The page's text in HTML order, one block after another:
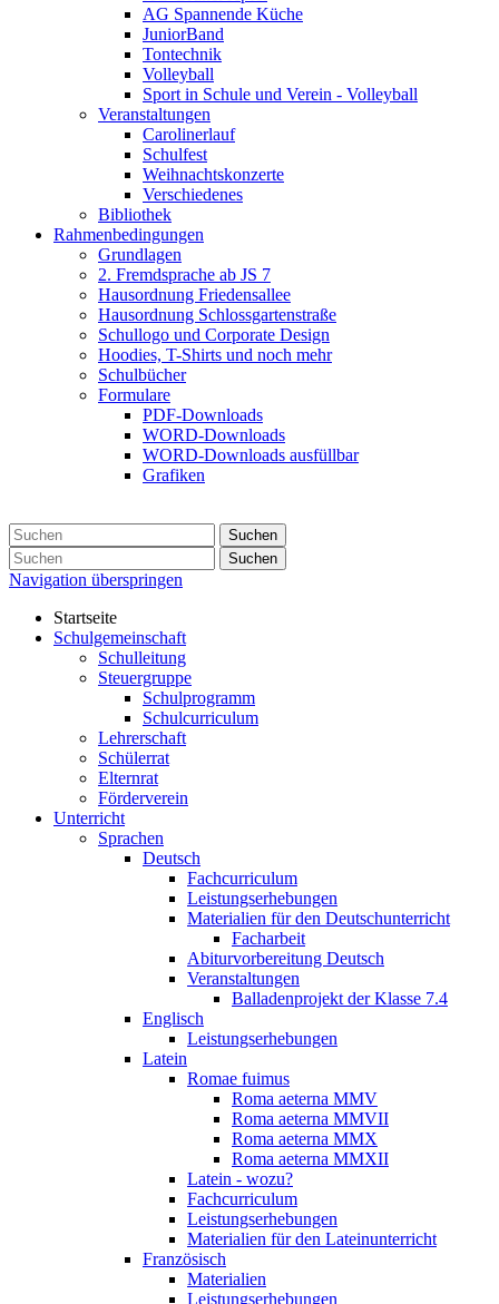
AG Spannende Küche
JuniorBand
Tontechnik
Volleyball
Sport in Schule und Verein - Volleyball
Veranstaltungen
Carolinerlauf
Schulfest
Weihnachtskonzerte
Verschiedenes
Bibliothek
Rahmenbedingungen
Grundlagen
2. Fremdsprache ab JS 7
Hausordnung Friedensallee
Hausordnung Schlossgartenstraße
Schullogo und Corporate Design
Hoodies, T-Shirts und noch mehr
Schulbücher
Formulare
PDF-Downloads
WORD-Downloads
WORD-Downloads ausfüllbar
Grafiken
Suchen
Suchen
Navigation überspringen
Startseite
Schulgemeinschaft
Schulleitung
Steuergruppe
Schulprogramm
Schulcurriculum
Lehrerschaft
Schülerrat
Elternrat
Förderverein
Unterricht
Sprachen
Deutsch
Fachcurriculum
Leistungserhebungen
Materialien für den Deutschunterricht
Facharbeit
Abiturvorbereitung Deutsch
Veranstaltungen
Balladenprojekt der Klasse 7.4
Englisch
Leistungserhebungen
Latein
Romae fuimus
Roma aeterna MMV
Roma aeterna MMVII
Roma aeterna MMX
Roma aeterna MMXII
Latein - wozu?
Fachcurriculum
Leistungserhebungen
Materialien für den Lateinunterricht
Französisch
Materialien
Leistungserhebungen